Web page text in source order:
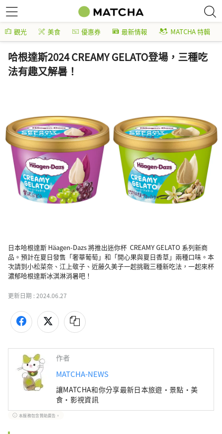
觀光 美食 優惠券 最新情報 MATCHA 特輯
哈根達斯2024 CREAMY GELATO登場，三種吃
法有趣又解暑！
日本哈根達斯 Häagen-Dazs 將推出迷你杯  CREAMY GELATO 系列新商
品。預計在夏日發售「奢華葡萄」和「開心果與夏日香草」兩種口味。本
次請到小松菜奈、江上敬子、近藤久美子一起挑戰三種新吃法，一起來杯
濃郁哈根達斯冰淇淋消暑吧！
更新日期 :2024.06.27
作者
MATCHA-NEWS
讓MATCHA和你分享最新日本旅遊・景點・美
食・影視資訊
本服務包含贊助廣告。